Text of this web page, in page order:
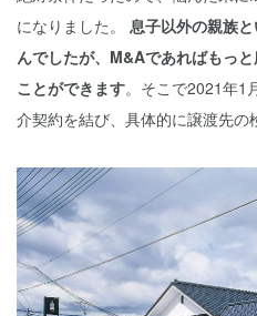
になりました。 息子以外の親族
んでしたが、M&Aであればもっ
ことができます。そこで2021年1
介契約を結び、具体的に譲渡先の